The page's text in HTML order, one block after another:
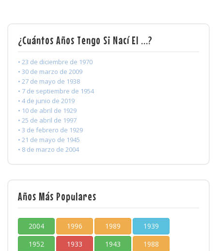
¿Cuántos Años Tengo Si Nací El ...?
• 23 de diciembre de 1970
• 30 de marzo de 2009
• 27 de mayo de 1938
• 7 de septiembre de 1954
• 4 de junio de 2019
• 10 de abril de 1929
• 25 de abril de 1997
• 3 de febrero de 1929
• 21 de mayo de 1945
• 8 de marzo de 2004
Años Más Populares
2004 1996 1989
1939
1952
1933 1943
1988